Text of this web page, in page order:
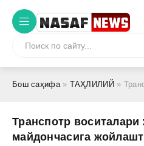
Бош саҳифа» ТАҲЛИЛИЙ »
Транспотр
майдончасига